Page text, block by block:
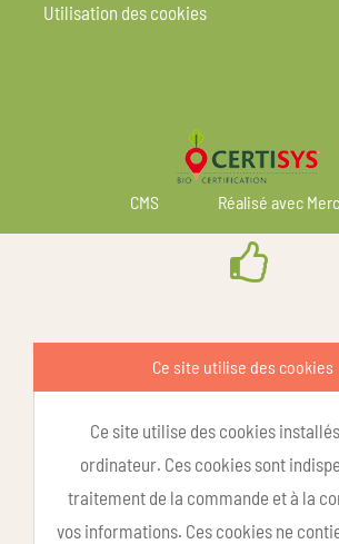
Utilisation des cookies
CMS Réalisé avec
Ce site utilise des cookies
Ce site utilise des cookies
ordinateur. Ces cookies sont
traitement de la commande et à la
vos informations. Ces cookies ne